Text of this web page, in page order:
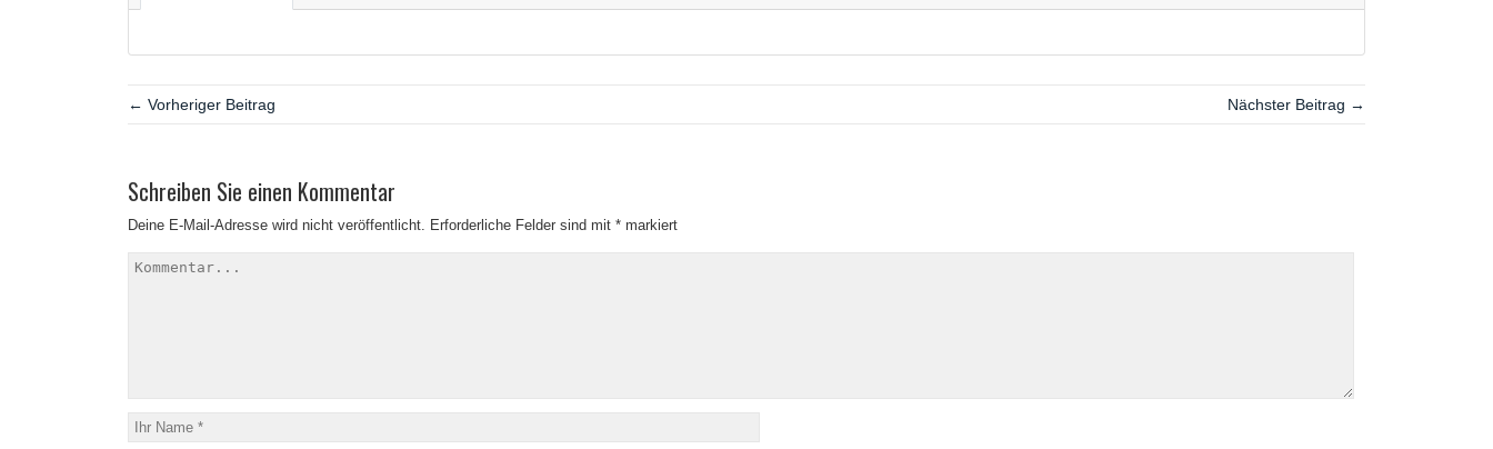
← Vorheriger Beitrag Nächster Beitrag →
Schreiben Sie einen Kommentar
Deine E-Mail-Adresse wird nicht veröffentlicht. Erforderliche Felder sind mit * markiert